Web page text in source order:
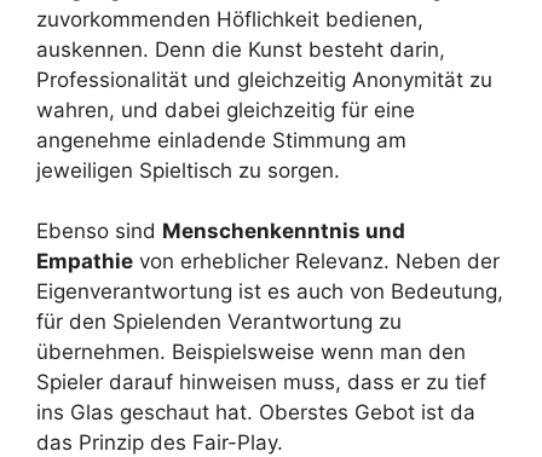
zuvorkommenden Höflichkeit bedienen,
auskennen. Denn die Kunst besteht darin,
Professionalität und gleichzeitig Anonymität zu
wahren, und dabei gleichzeitig für eine
angenehme einladende Stimmung am
jeweiligen Spieltisch zu sorgen.
Ebenso sind Menschenkenntnis und
Empathie von erheblicher Relevanz. Neben der
Eigenverantwortung ist es auch von Bedeutung,
für den Spielenden Verantwortung zu
übernehmen. Beispielsweise wenn man den
Spieler darauf hinweisen muss, dass er zu tief
ins Glas geschaut hat. Oberstes Gebot ist da
das Prinzip des Fair-Play.